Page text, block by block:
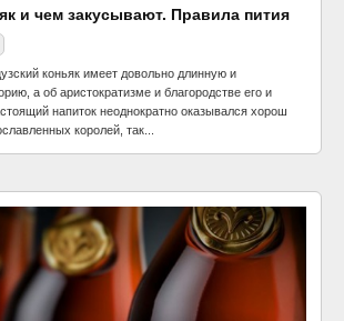
и чем закусывают. Правила пития
коньяк имеет довольно длинную и
а об аристократизме и благородстве его и
напиток неоднократно оказывался хорош
королей, так...